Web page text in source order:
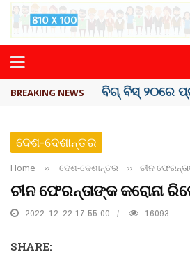
BREAKING NEWS ଅମରନାଥ
ଦେଶ-ଦେଶାନ୍ତର
Home ›› ଦେଶ-ଦେଶାନ୍ତର ›› ଚୀନ
ଚୀନ ଫେରନ୍ତାଙ୍କ କରୋନା
2022-12-22 17:55:00 16093
SHARE: